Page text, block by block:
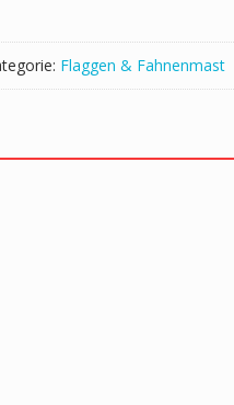
Flaggen & Fahnenmast